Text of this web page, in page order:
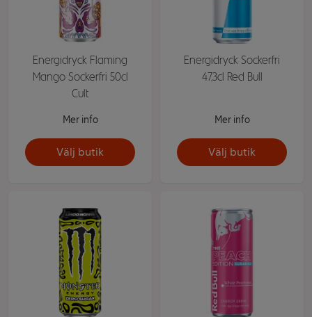
Energidryck Flaming
Mango Sockerfri 50cl
Cult
Mer info
Välj butik
Energidryck Sockerfri
47,3cl Red Bull
Mer info
Välj butik